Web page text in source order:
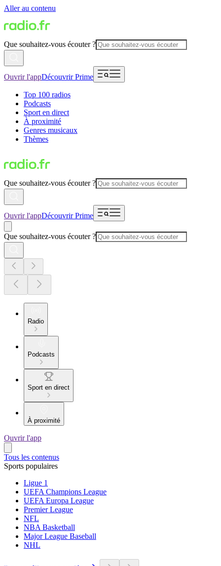
Aller au contenu
Que souhaitez-vous écouter ?
Ouvrir l'appDécouvrir Prime
Top 100 radios
Podcasts
Sport en direct
À proximité
Genres musicaux
Thèmes
Que souhaitez-vous écouter ?
Ouvrir l'appDécouvrir Prime
Que souhaitez-vous écouter ?
Radio
Podcasts
Sport en direct
À proximité
Ouvrir l'app
Tous les contenus
Sports populaires
Ligue 1
UEFA Champions League
UEFA Europa League
Premier League
NFL
NBA Basketball
Major League Baseball
NHL